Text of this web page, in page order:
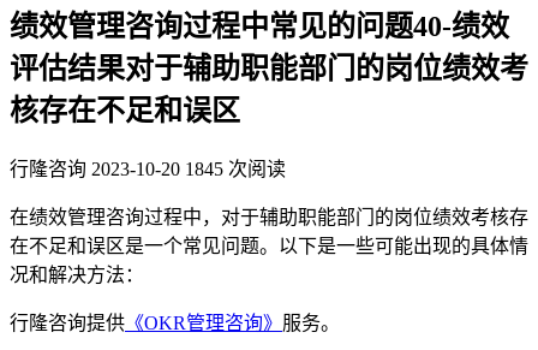
绩效管理咨询过程中常见的问题40-绩效
评估结果对于辅助职能部门的岗位绩效考
核存在不足和误区
行隆咨询 2023-10-20 1845 次阅读
在绩效管理咨询过程中，对于辅助职能部门的岗位绩效考核存
在不足和误区是一个常见问题。以下是一些可能出现的具体情
况和解决方法：
行隆咨询提供 《OKR管理咨询》 服务。